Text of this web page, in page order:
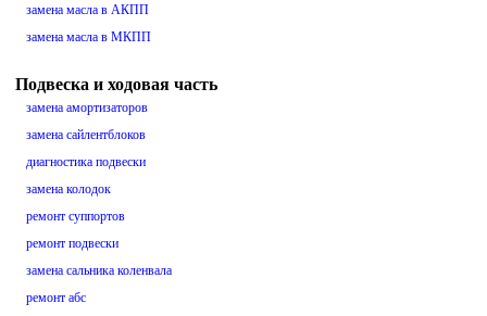
замена масла в АКПП
замена масла в МКПП
Подвеска и ходовая часть
замена амортизаторов
замена сайлентблоков
диагностика подвески
замена колодок
ремонт суппортов
ремонт подвески
замена сальника коленвала
ремонт абс